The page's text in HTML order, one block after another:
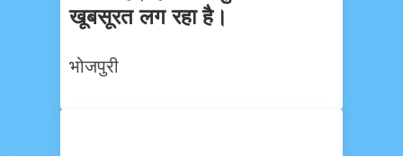
खूबसूरत लग रहा है।
भोजपुरी